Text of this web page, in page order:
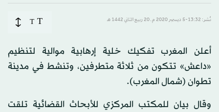
نُشر: 13:32-5 ديسمبر 2020 م ـ 20 ربيع الثاني 1442 هـ T
T
أعلن المغرب تفكيك خلية إرهابية موالية لتنظيم
«داعش» تتكون من ثلاثة متطرفين، وتنشط في مدينة
تطوان (شمال المغرب).
وقال بيان للمكتب المركزي للأبحاث القضائية تلقت